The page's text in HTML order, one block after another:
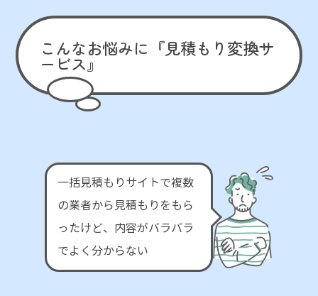
こんなお悩みに 『見積もり変換サ
ービス』
一括見積もりサイトで複数